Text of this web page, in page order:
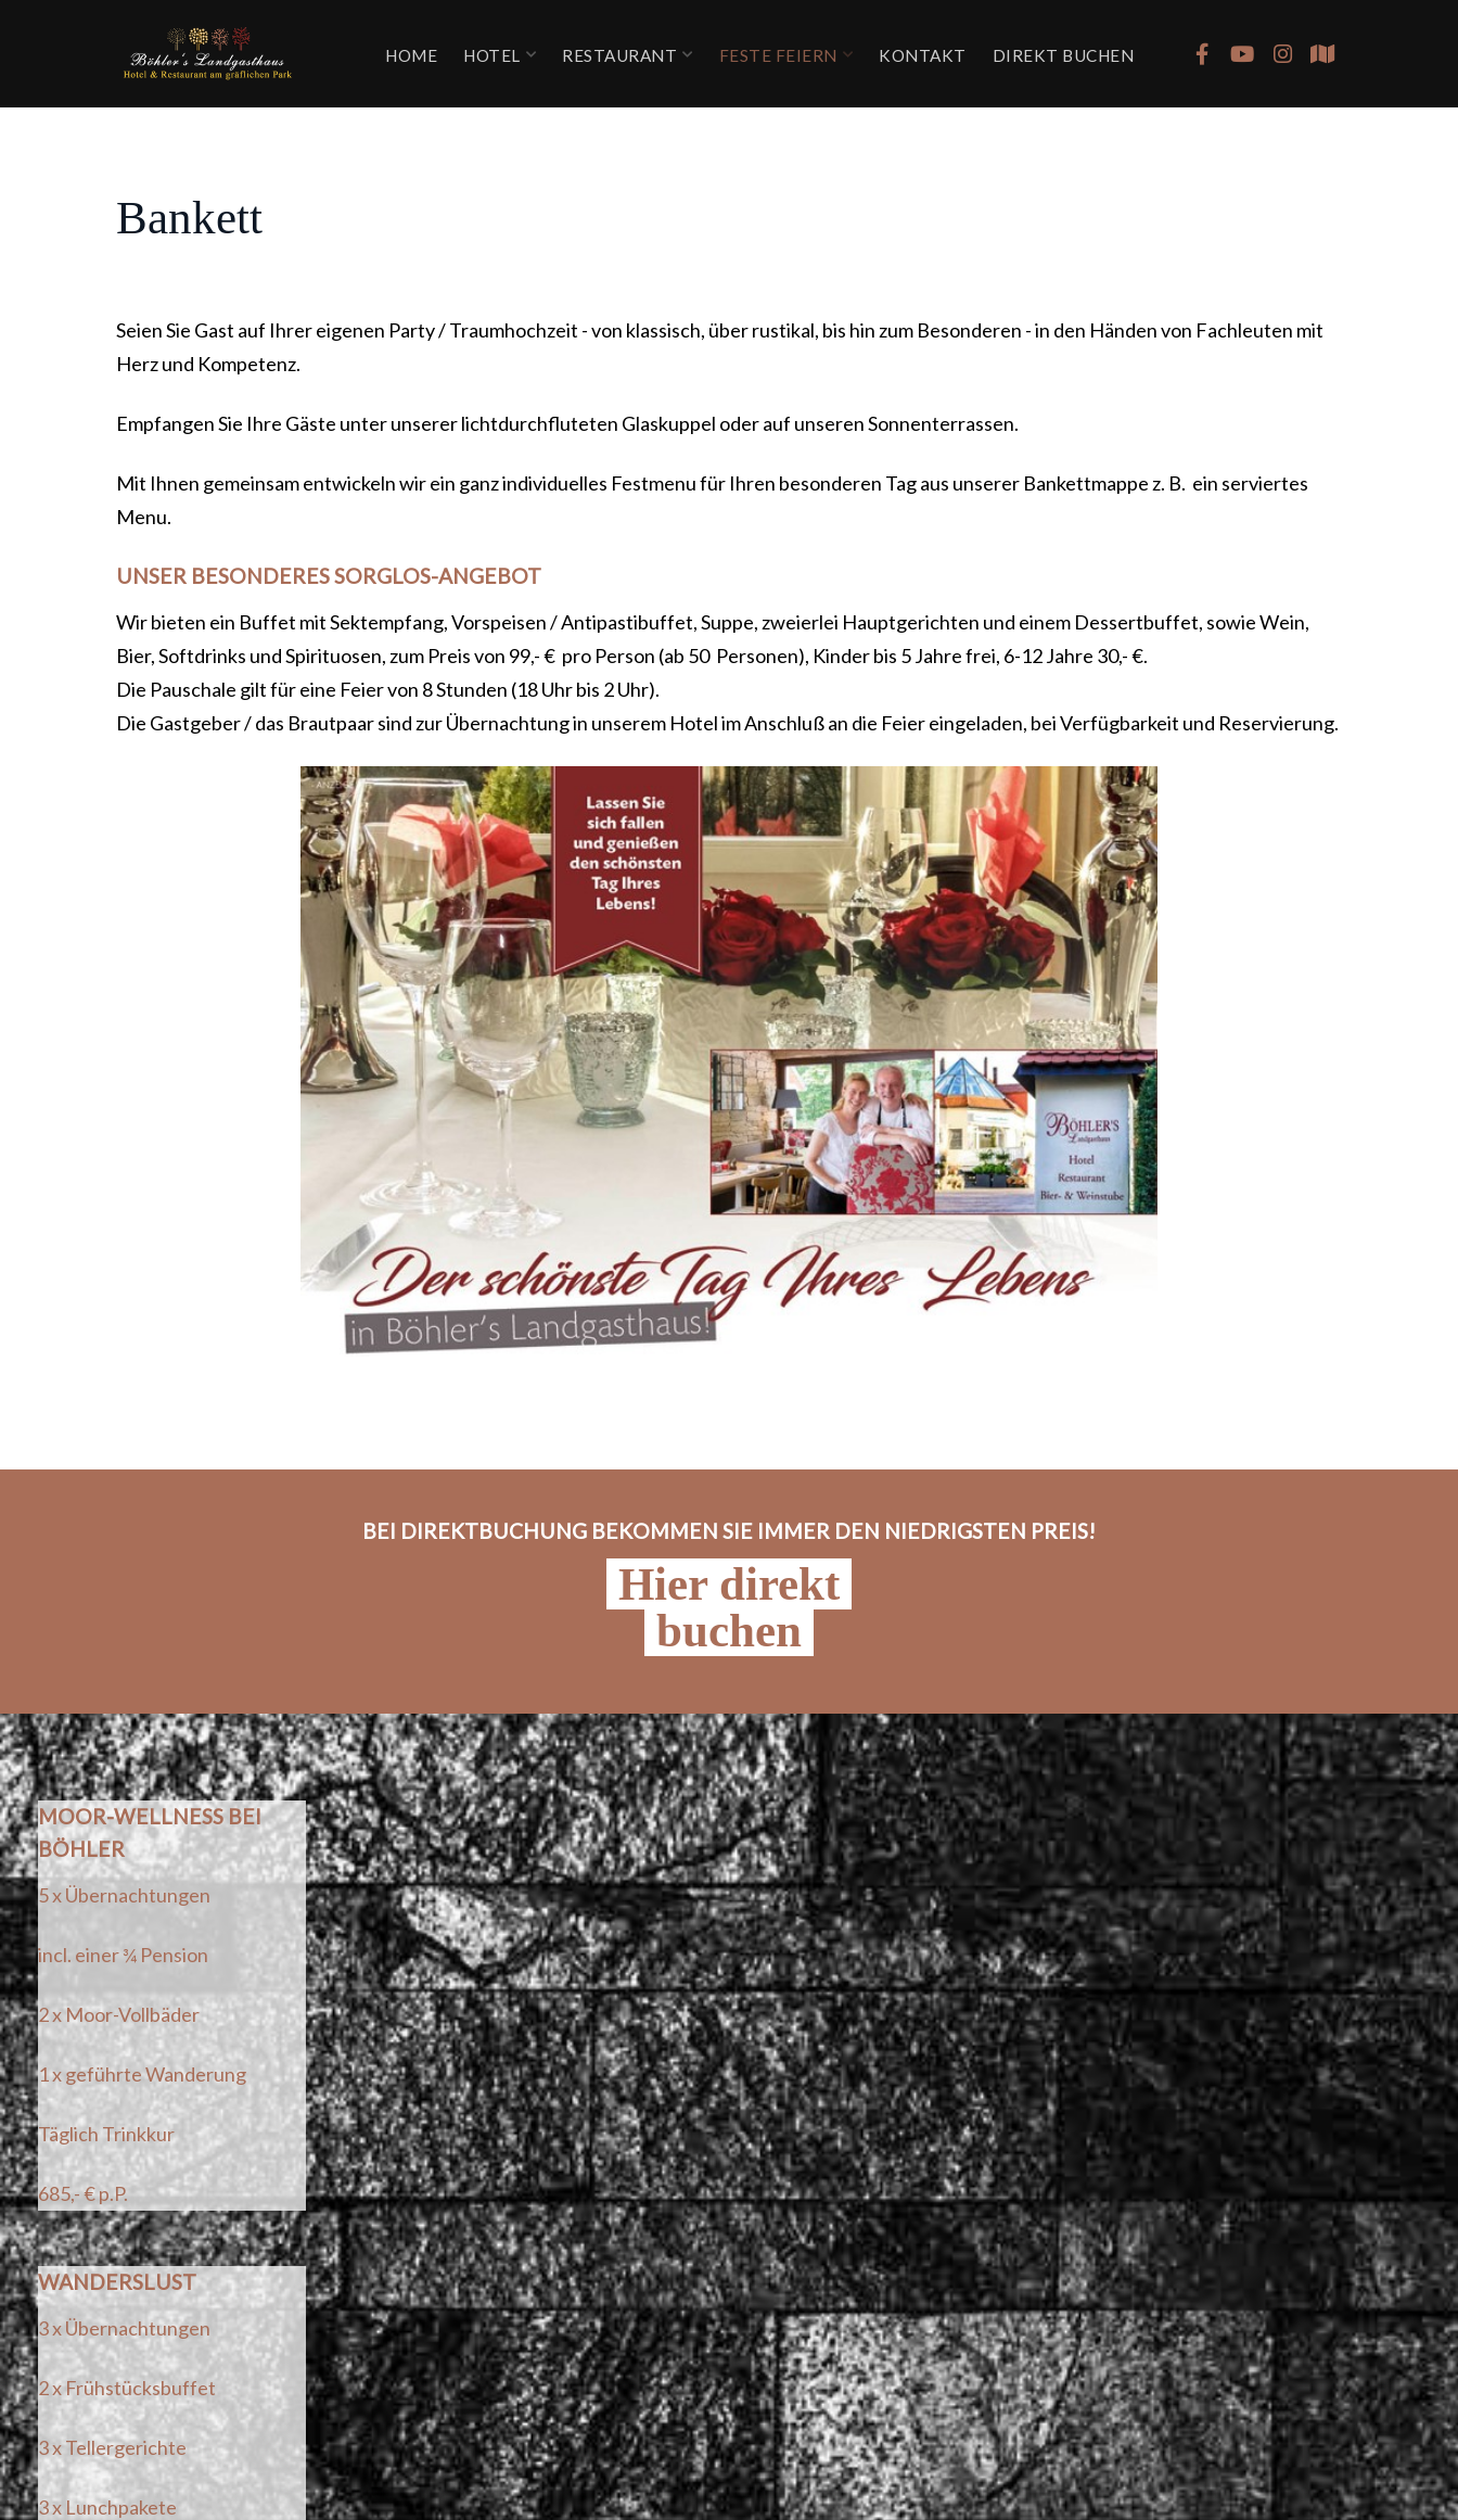
HOME HOTEL RESTAURANT FESTE FEIERN KONTAKT DIREKT BUCHEN
Bankett
Seien Sie Gast auf Ihrer eigenen Party / Traumhochzeit - von klassisch, über rustikal, bis hin zum Besonderen - in den Händen von Fachleuten mit
Herz und Kompetenz.
Empfangen Sie Ihre Gäste unter unserer lichtdurchfluteten Glaskuppel oder auf unseren Sonnenterrassen.
Mit Ihnen gemeinsam entwickeln wir ein ganz individuelles Festmenu für Ihren besonderen Tag aus unserer Bankettmappe z. B. ein serviertes
Menu.
UNSER BESONDERES SORGLOS-ANGEBOT
Wir bieten ein Buffet mit Sektempfang, Vorspeisen / Antipastibuffet, Suppe, zweierlei Hauptgerichten und einem Dessertbuffet, sowie Wein,
Bier, Softdrinks und Spirituosen, zum Preis von 99,- € pro Person (ab 50 Personen), Kinder bis 5 Jahre frei, 6-12 Jahre 30,- €.
Die Pauschale gilt für eine Feier von 8 Stunden (18 Uhr bis 2 Uhr).
Die Gastgeber / das Brautpaar sind zur Übernachtung in unserem Hotel im Anschluß an die Feier eingeladen, bei Verfügbarkeit und Reservierung.
BEI DIREKTBUCHUNG BEKOMMEN SIE IMMER DEN NIEDRIGSTEN PREIS!
Hier direkt
buchen
MOOR-WELLNESS BEI
BÖHLER
5 x Übernachtungen
incl. einer ¾ Pension
2 x Moor-Vollbäder
1 x geführte Wanderung
Täglich Trinkkur
685,- € p.P.
WANDERSLUST
3 x Übernachtungen
2 x Frühstücksbuffet
3 x Tellergerichte
3 x Lunchpakete